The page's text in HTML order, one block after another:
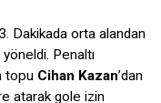
Dakikada orta alandan
Penaltı
topu Cihan Kazan’dan
atarak gole izin